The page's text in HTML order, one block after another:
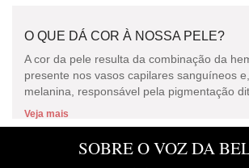
O QUE DÁ COR À NOSSA PELE?
A cor da pele resulta da combinação da
presente nos vasos capilares sanguíneos
melanina, responsável pela pigmentação
Veja mais
SOBRE O VOZ DA